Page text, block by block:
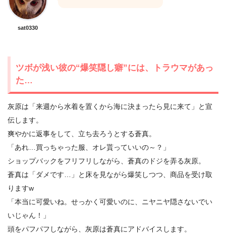
sat0330
ツボが浅い彼の“爆笑隠し癖”には、トラウマがあっ
た…
灰原は「来週から水着を置くから海に決まったら見に来て」と宣
伝します。
爽やかに返事をして、立ち去ろうとする蒼真。
「あれ…買っちゃった服、オレ貰っていいの～？」
ショップバックをフリフリしながら、蒼真のドジを弄る灰原。
蒼真は「ダメです…」と床を見ながら爆笑しつつ、商品を受け取
りますw
「本当に可愛いね。せっかく可愛いのに、ニヤニヤ隠さないでい
いじゃん！」
頭をパフパフしながら、灰原は蒼真にアドバイスします。